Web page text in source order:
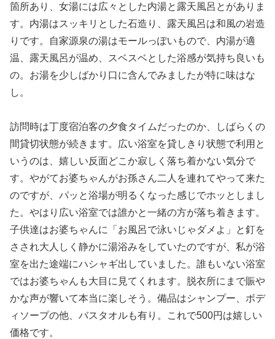
箇所あり、女湯には広々とした内湯と露天風呂とがありま
す。内湯はスッキリとした石造り、露天風呂は和風の岩造
りです。自家源泉の湯はモールっぽいもので、内湯が適
温、露天風呂が温め、スベスベとした浴感が気持ち良いも
の。お湯を少しばかり口に含んでみましたが特に味はな
し。
訪問時は丁度宿泊客の夕食タイムだったのか、しばらくの
間貸切状態が続きます。広い浴室を貸しきり状態で利用と
いうのは、嬉しい反面どこか寂しく落ち着かない気分で
す。やがてお婆ちゃんがお孫さん二人を連れてやって来た
のですが、パッと浴場が明るくなった感じでホッとしまし
た。やはり広い浴室では誰かと一緒の方が落ち着きます。
子供達はお婆ちゃんに「お風呂で泳いじゃダメよ」と釘を
さされ大人しく静かに湯浴みをしていたのですが、私が浴
室を出た途端にハシャギ出していました。誰もいない浴室
ではお婆ちゃんも大目に見てくれます。脱衣所にまで賑や
かな声が響いて本当に楽しそう。備品はシャンプー、ボデ
ィソープの他、バスタオルも有り。これで500円は嬉しい
価格です。